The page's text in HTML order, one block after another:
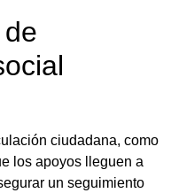
ciudadana, como
los apoyos lleguen a
un seguimiento